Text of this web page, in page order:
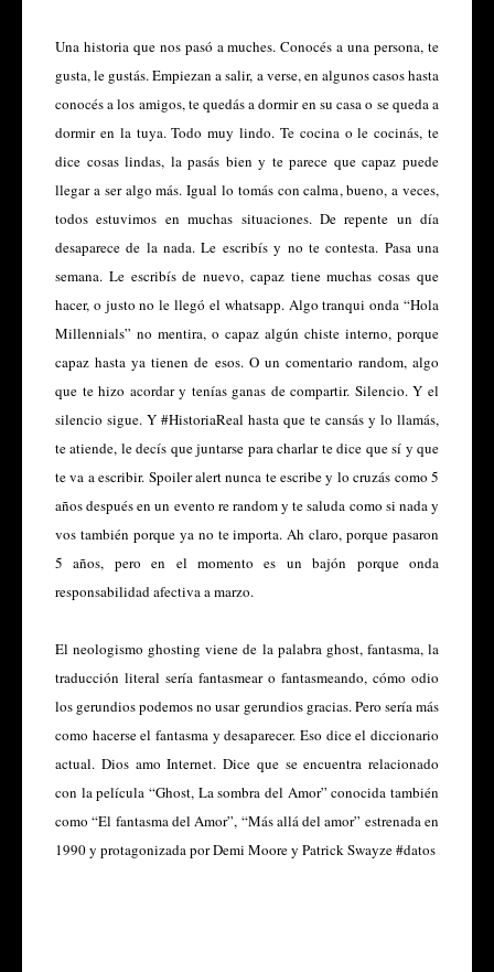
Una historia que nos pasó a muches. Conocés a una persona, te
gusta, le gustás. Empiezan a salir, a verse, en algunos casos hasta
conocés a los amigos, te quedás a dormir en su casa o se queda a
dormir en la tuya. Todo muy lindo. Te cocina o le cocinás, te
dice cosas lindas, la pasás bien y te parece que capaz puede
llegar a ser algo más. Igual lo tomás con calma, bueno, a veces,
todos estuvimos en muchas situaciones. De repente un día
desaparece de la nada. Le escribís y no te contesta. Pasa una
semana. Le escribís de nuevo, capaz tiene muchas cosas que
hacer, o justo no le llegó el whatsapp. Algo tranqui onda “Hola
Millennials” no mentira, o capaz algún chiste interno, porque
capaz hasta ya tienen de esos. O un comentario random, algo
que te hizo acordar y tenías ganas de compartir. Silencio. Y el
silencio sigue. Y #HistoriaReal hasta que te cansás y lo llamás,
te atiende, le decís que juntarse para charlar te dice que sí y que
te va a escribir. Spoiler alert nunca te escribe y lo cruzás como 5
años después en un evento re random y te saluda como si nada y
vos también porque ya no te importa. Ah claro, porque pasaron
5 años, pero en el momento es un bajón porque onda
responsabilidad afectiva a marzo.
El neologismo ghosting viene de la palabra ghost, fantasma, la
traducción literal sería fantasmear o fantasmeando, cómo odio
los gerundios podemos no usar gerundios gracias. Pero sería más
como hacerse el fantasma y desaparecer. Eso dice el diccionario
actual. Dios amo Internet. Dice que se encuentra relacionado
con la película “Ghost, La sombra del Amor” conocida también
como “El fantasma del Amor”, “Más allá del amor” estrenada en
1990 y protagonizada por Demi Moore y Patrick Swayze #datos